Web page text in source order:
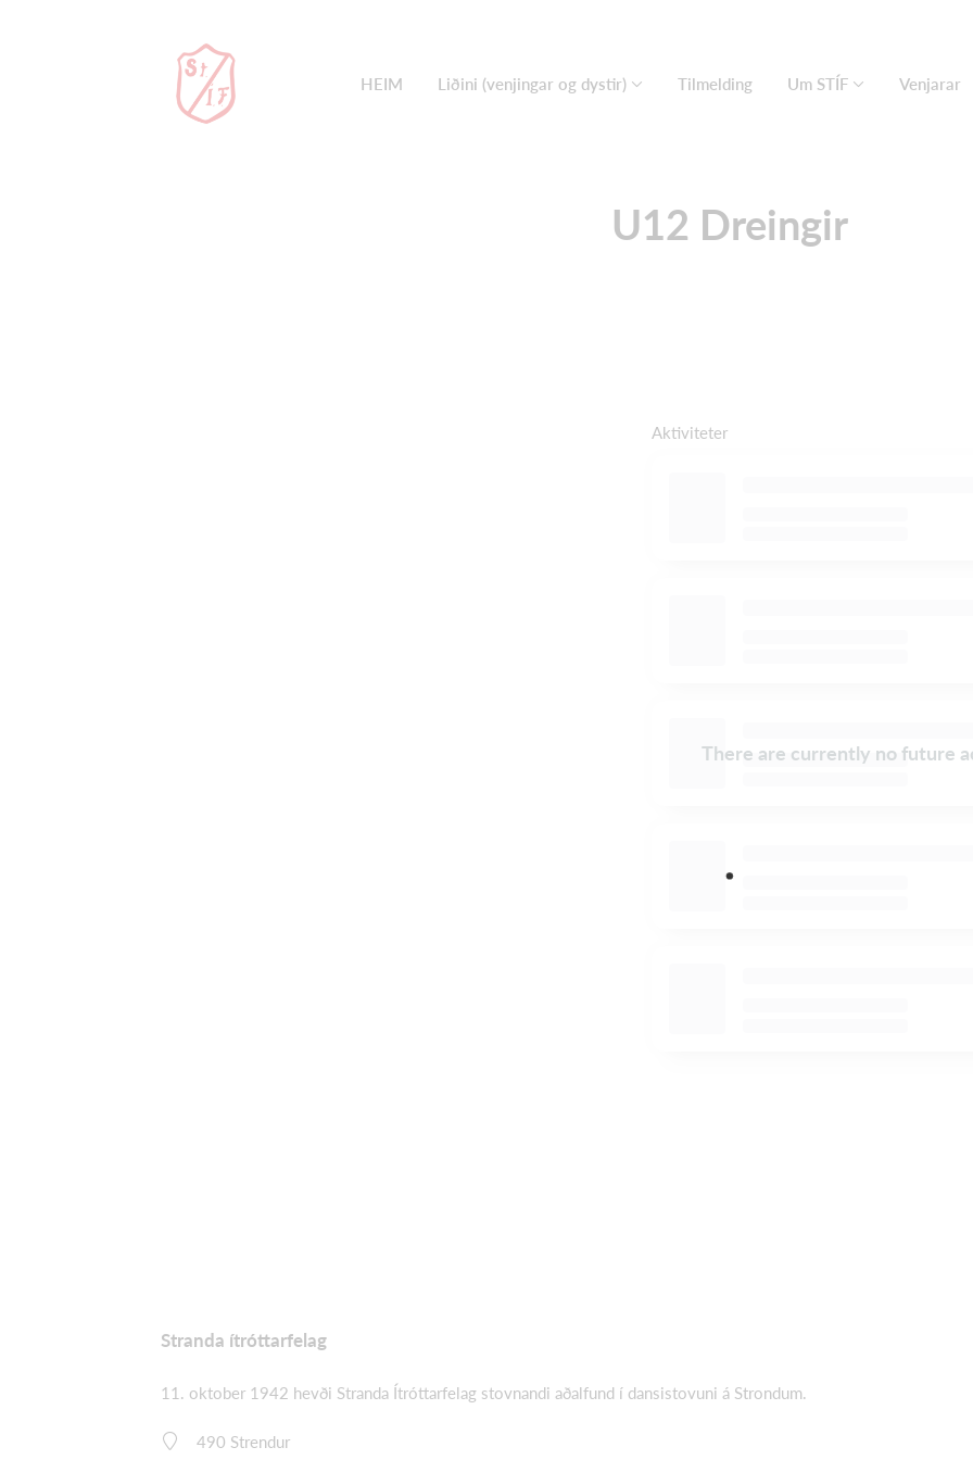
HEIM Liðini (venjingar og dystir) Tilmelding Um STÍF Venjarar
U12 Dreingir
Aktiviteter
There are currently no future
Stranda ítróttarfelag
11. oktober 1942 hevði Stranda Ítróttarfelag stovnandi aðalfund í dansistovuni á Strondum.
490 Strendur